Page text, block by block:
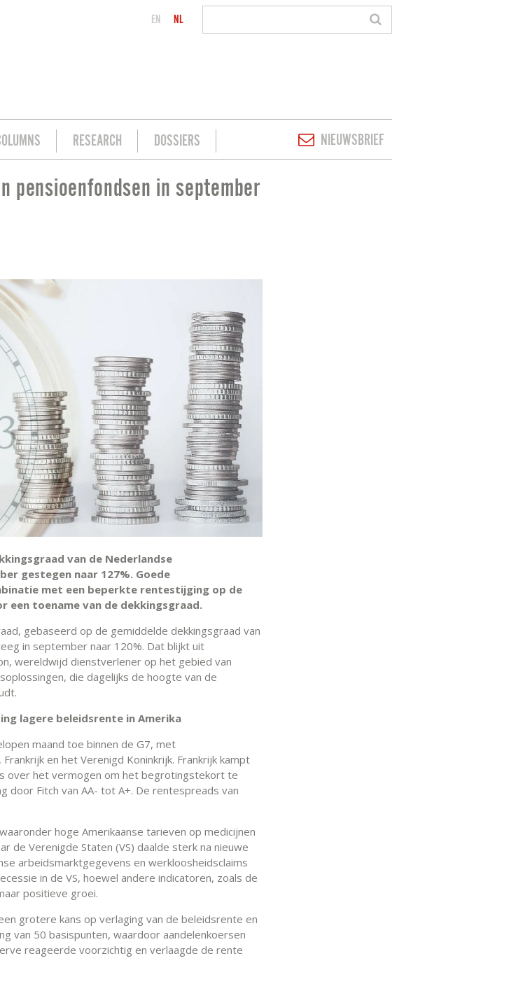
EN NL
RESEARCH DOSSIERS NIEUWSBRIEF
VERDER OMHOOG
pensioenfondsen in september
van de Nederlandse
gestegen naar 127%. Goede
met een beperkte rentestijging op de
toename van de dekkingsgraad.
gebaseerd op de gemiddelde dekkingsgraad van
in september naar 120%. Dat blijkt uit
wereldwijd dienstverlener op het gebied van
die dagelijks de hoogte van de
lagere beleidsrente in Amerika
maand toe binnen de G7, met
en het Verenigd Koninkrijk. Frankrijk kampt
over het vermogen om het begrotingstekort te
door Fitch van AA- tot A+. De rentespreads van
hoge Amerikaanse tarieven op medicijnen
de Verenigde Staten (VS) daalde sterk na nieuwe
arbeidsmarktgegevens en werkloosheidsclaims
in de VS, hoewel andere indicatoren, zoals de
positieve groei.
grotere kans op verlaging van de beleidsrente en
van 50 basispunten, waardoor aandelenkoersen
reageerde voorzichtig en verlaagde de rente